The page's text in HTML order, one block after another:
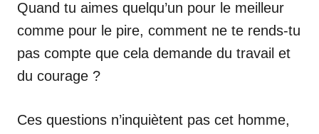
Quand tu aimes quelqu’un pour le meilleur
comme pour le pire, comment ne te rends-tu
pas compte que cela demande du travail et
du courage ?
Ces questions n’inquiètent pas cet homme,